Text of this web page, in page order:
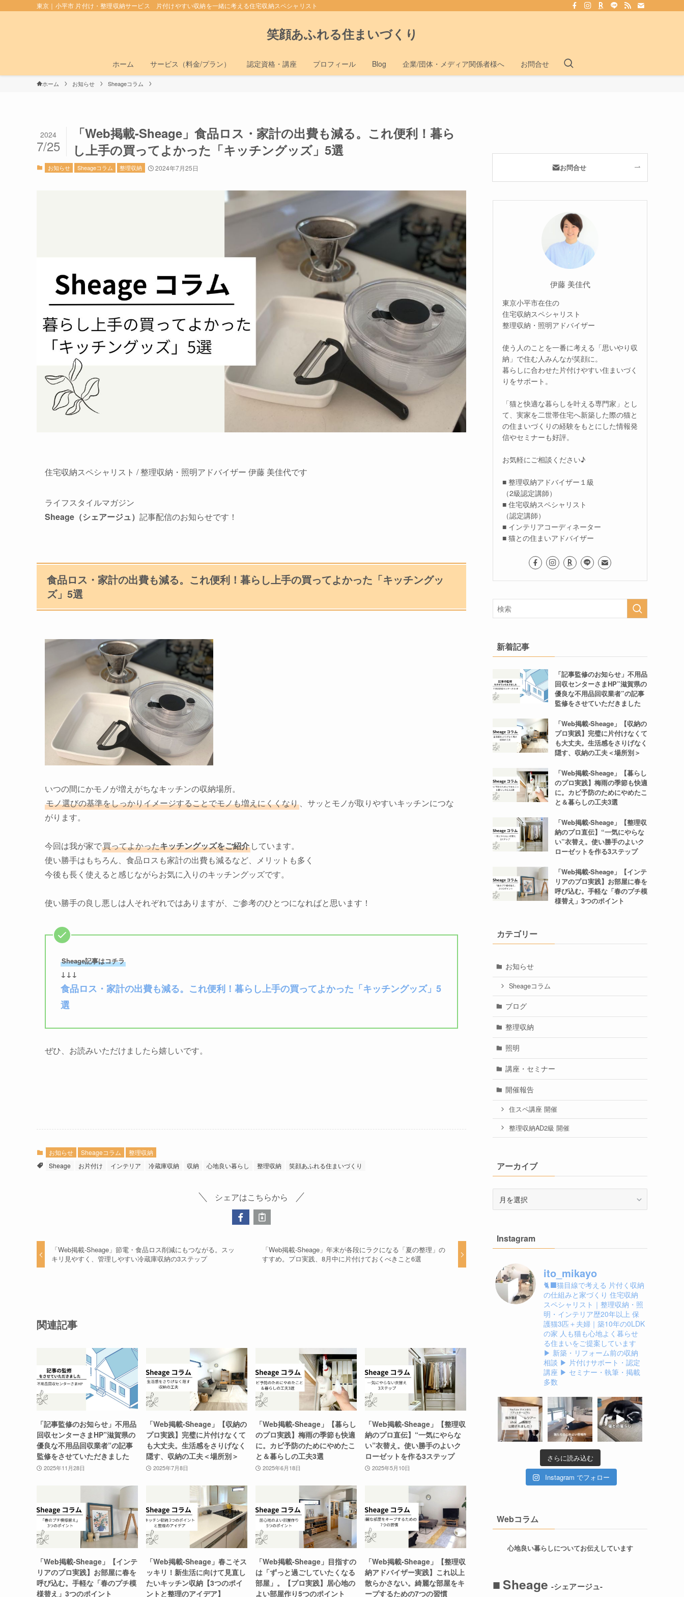
東京｜小平市 片付け・整理収納サービス 片付けやすい収納を一緒に考える住宅収納スペシャリスト
笑顔あふれる住まいづくり
ホーム サービス（料金/プラン） 認定資格・講座 プロフィール Blog 企業/団体・メディア関係者様へ お問合せ
ホーム お知らせ Sheageコラム
「Web掲載-Sheage」食品ロス・家計の出費も減る。これ便利！暮ら
し上手の買ってよかった「キッチングッズ」5選
2024
7/25
お知らせ Sheageコラム 整理収納 2024年7月25日
住宅収納スペシャリスト / 整理収納・照明アドバイザー 伊藤 美佳代です
ライフスタイルマガジン
Sheage（シェアージュ） 記事配信のお知らせです！
食品ロス・家計の出費も減る。これ便利！暮らし上手の買ってよかった「キッチングッ
ズ」5選
いつの間にかモノが増えがちなキッチンの収納場所。
モノ選びの基準をしっかりイメージすることでモノも増えにくくなり、サッとモノが取りやすいキッチンにつな
がります。
今回は我が家で買ってよかったキッチングッズをご紹介 しています。
使い勝手はもちろん、食品ロスも家計の出費も減るなど、メリットも多く
今後も長く使えると感じながらお気に入りのキッチングッズです。
使い勝手の良し悪しは人それぞれではありますが、ご参考のひとつになればと思います！
Sheage記事はコチラ
↓↓↓
食品ロス・家計の出費も減る。これ便利！暮らし上手の買ってよかった「キッチングッズ」5
選
ぜひ、お読みいただけましたら嬉しいです。
お知らせ Sheageコラム
整理収納
Sheage
お片付け インテリア 冷蔵庫収納 収納 心地良い暮らし 整理収納 笑顔あふれる住まいづくり
シェアはこちらから
「Web掲載-Sheage」節電・食品ロス削減にもつながる。スッ
キリ見やすく、管理しやすい冷蔵庫収納の3ステップ
「Web掲載-Sheage」年末が各段にラクになる「夏の整理」の
すすめ。プロ実践、8月中に片付けておくべきこと6選
関連記事
「記事監修のお知らせ」不用品
回収センターさまHP”滋賀県の
優良な不用品回収業者”の記事
監修をさせていただきました
2025年11月28日
「Web掲載-Sheage」【収納の
プロ実践】完璧に片付けなくて
も大丈夫。生活感をさりげなく
隠す、収納の工夫＜場所別＞
2025年7月8日
「Web掲載-Sheage」【暮らし
のプロ実践】梅雨の季節も快適
に。カビ予防のためにやめたこ
と＆暮らしの工夫3選
2025年6月18日
「Web掲載-Sheage」【整理収
納のプロ直伝】“一気にやらな
い”衣替え。使い勝手のよいク
ローゼットを作る3ステップ
2025年5月10日
「Web掲載-Sheage」【インテ
リアのプロ実践】お部屋に春を
呼び込む。手軽な「春のプチ模
様替え」3つのポイント
「Web掲載-Sheage」春こそス
ッキリ！新生活に向けて見直し
たいキッチン収納【3つのポイ
ントと整理のアイデア】
「Web掲載-Sheage」目指すの
は「ずっと過ごしていたくなる
部屋」。【プロ実践】居心地の
よい部屋作り5つのポイント
「Web掲載-Sheage」【整理収
納アドバイザー実践】これ以上
散らかさない。綺麗な部屋をキ
ープするための7つの習慣
お問合せ
伊藤 美佳代
東京小平市在住の
住宅収納スペシャリスト
整理収納・照明アドバイザー
使う人のことを一番に考える「思いやり収
納」で住む人みんなが笑顔に。
暮らしに合わせた片付けやすい住まいづく
りをサポート。
「猫と快適な暮らしを叶える専門家」とし
て、実家を二世帯住宅へ新築した際の猫と
の住まいづくりの経験をもとにした情報発
信やセミナーも好評。
お気軽にご相談ください♪
■ 整理収納アドバイザー１級
（2級認定講師）
■ 住宅収納スペシャリスト
（認定講師）
■ インテリアコーディネーター
■ 猫との住まいアドバイザー
新着記事
「記事監修のお知らせ」不用品
回収センターさまHP”滋賀県の
優良な不用品回収業者”の記事
監修をさせていただきました
「Web掲載-Sheage」【収納の
プロ実践】完璧に片付けなくて
も大丈夫。生活感をさりげなく
隠す、収納の工夫＜場所別＞
「Web掲載-Sheage」【暮らし
のプロ実践】梅雨の季節も快適
に。カビ予防のためにやめたこ
と＆暮らしの工夫3選
「Web掲載-Sheage」【整理収
納のプロ直伝】“一気にやらな
い”衣替え。使い勝手のよいク
ローゼットを作る3ステップ
「Web掲載-Sheage」【インテ
リアのプロ実践】お部屋に春を
呼び込む。手軽な「春のプチ模
様替え」3つのポイント
カテゴリー
お知らせ
Sheageコラム
ブログ
整理収納
照明
講座・セミナー
開催報告
住スペ講座 開催
整理収納AD2級 開催
アーカイブ
ブInstagram
ito_mikayo
🐈‍⬛猫目線で考える 片付く収納
の仕組みと家づくり 住宅収納
スペシャリスト｜整理収納・照
明・インテリア歴20年以上 保
護猫3匹＋夫婦｜築10年の0LDK
の家 人も猫も心地よく暮らせ
る住まいをご提案しています
▶ 新築・リフォーム前の収納
相談 ▶ 片付けサポート・認定
講座 ▶ セミナー・執筆・掲載
多数
さらに読み込む
Instagram でフォロー
Webコラム
心地良い暮らしについてお伝えしています
■Sheage -シェアージュ-